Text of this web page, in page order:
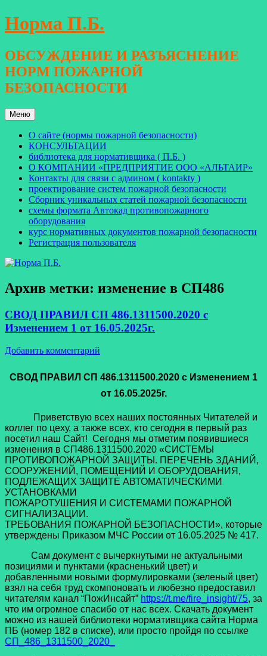
Перейти
к
Норма П.Б.
ОБСУЖДЕНИЕ И РАЗЪЯСНЕНИЕ
НОРМ ПОЖАРНОЙ
БЕЗОПАСНОСТИ
Меню
О сайте (нормы пожарной безопасности)
КОНСУЛЬТАЦИИ
библиотека для нормативщика ( П.Б. )
О КОМПАНИИ «ПРЕДПРИЯТИЕ ООО «АЛЬТАИР»
Контакты для связи с админом ( kontakty )
проектирование систем пожарной безопасности
Сборник уникальных статей пожарной безопасности
схемы формата Автокад противопожарного
оборудования
курс нормативных документов пожарной безопасности
Регистрация пользователя
Архив метки: изменение в СП486
СВОД ПРАВИЛ СП 486.1311500.2020 с
Изменением 1 от 16.05.2025г.
Добавить комментарий
СВОД ПРАВИЛ СП 486.1311500.2020 с Изменением 1
от 16.05.2025г.
Приветствую всех наших постоянных Читателей и
коллег по цеху, а также всех, кто сегодня в первый раз
посетил наш Сайт! Сегодня мы отметим появившиеся
изменения в СП486.1311500.2020 «СИСТЕМЫ
ПРОТИВОПОЖАРНОЙ ЗАЩИТЫ. ПЕРЕЧЕНЬ ЗДАНИЙ,
СООРУЖЕНИЙ, ПОМЕЩЕНИЙ И ОБОРУДОВАНИЯ,
ПОДЛЕЖАЩИХ ЗАЩИТЕ АВТОМАТИЧЕСКИМИ
УСТАНОВКАМИ
ПОЖАРОТУШЕНИЯ И СИСТЕМАМИ ПОЖАРНОЙ
СИГНАЛИЗАЦИИ.
ТРЕБОВАНИЯ ПОЖАРНОЙ БЕЗОПАСНОСТИ», которые
утверждены Приказом МЧС России от 16.05.2025 № 417.
Сам документ с вычеркнутыми не актуальными
позициями и пунктами (красненький цвет) и
добавленными новыми формулировками (зеленый цвет)
взял на себя труд скомпоновать и любезно предоставил
читателям канал “ПожИнсайт” https://t.me/fire_insight/75, за
что им огромное спасибо от нас всех. Скачать документ
можно из нашей библиотеки нормативщика сайта Норма
ПБ (номер 182 в списке), или просто пройдя по ссылке
СП_486_1311500_2020_